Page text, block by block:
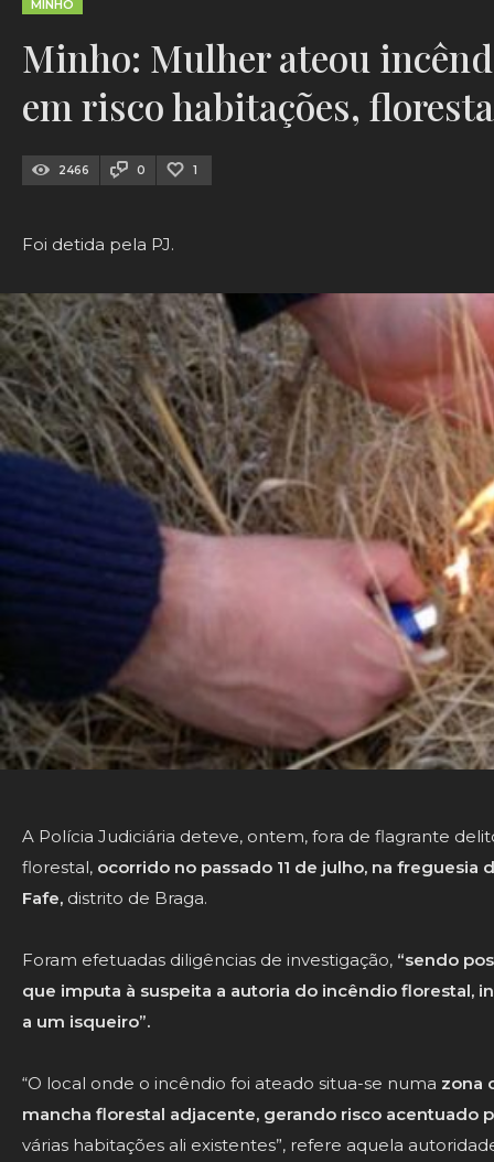
MINHO
Minho: Mulher ateou
em risco habitações,
2466 0 1
Foi detida pela PJ.
A Polícia Judiciária deteve, ontem, fora de flagrante
florestal, ocorrido no passado 11 de julho, na freguesia
Fafe, distrito de Braga.
Foram efetuadas diligências de investigação, “sendo
que imputa à suspeita a autoria do incêndio florestal,
a um isqueiro”.
“O local onde o incêndio foi ateado situa-se numa zona
mancha florestal adjacente, gerando risco acentuado
várias habitações ali existentes”, refere aquela